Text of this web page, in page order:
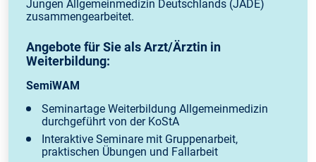
Jungen Allgemeinmedizin Deutschlands (JADE)
zusammengearbeitet.
Angebote für Sie als Arzt/Ärztin in
Weiterbildung:
SemiWAM
Seminartage Weiterbildung Allgemeinmedizin
durchgeführt von der KoStA
Interaktive Seminare mit Gruppenarbeit,
praktischen Übungen und Fallarbeit